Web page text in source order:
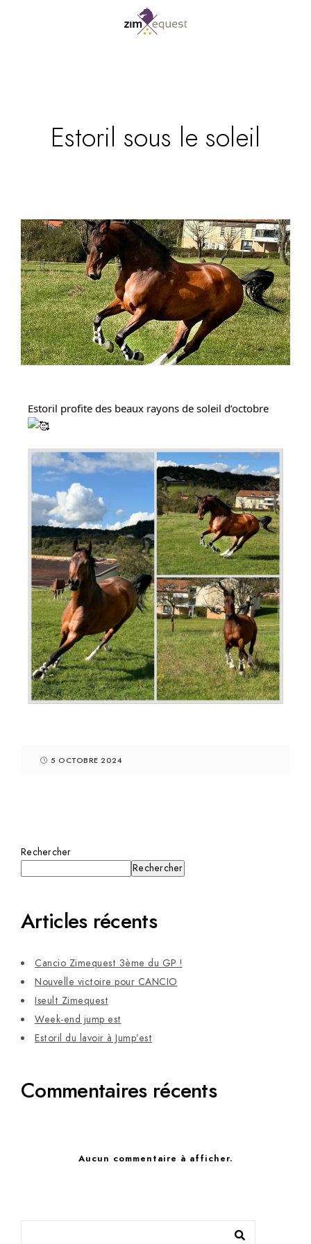
Estoril sous le soleil
Estoril profite des beaux rayons de soleil d’octobre
5 OCTOBRE 2024
Rechercher
Rechercher
Articles récents
Cancio Zimequest 3ème du GP !
Nouvelle victoire pour CANCIO
Iseult Zimequest
Week-end jump est
Estoril du lavoir à Jump’est
Commentaires récents
Aucun commentaire à afficher.